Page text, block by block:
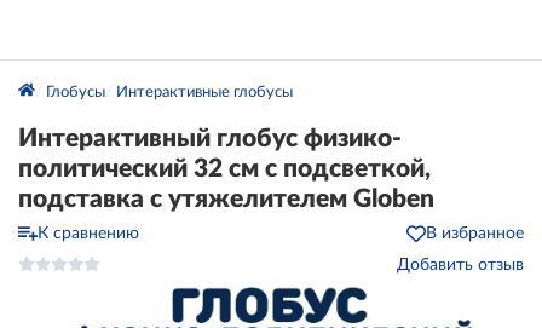
Глобусы Интерактивные глобусы
Интерактивный глобус физико-
политический 32 см с подсветкой,
подставка с утяжелителем Globen
К сравнению
В избранное
Добавить отзыв